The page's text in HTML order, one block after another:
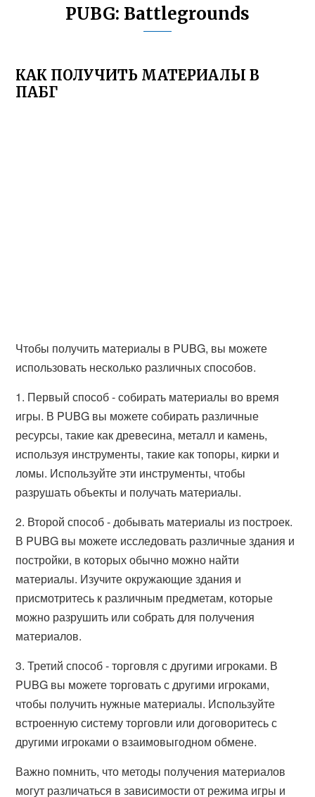
PUBG: Battlegrounds
КАК ПОЛУЧИТЬ МАТЕРИАЛЫ В
ПАБГ
Чтобы получить материалы в PUBG, вы можете
использовать несколько различных способов.
1. Первый способ - собирать материалы во время
игры. В PUBG вы можете собирать различные
ресурсы, такие как древесина, металл и камень,
используя инструменты, такие как топоры, кирки и
ломы. Используйте эти инструменты, чтобы
разрушать объекты и получать материалы.
2. Второй способ - добывать материалы из построек.
В PUBG вы можете исследовать различные здания и
постройки, в которых обычно можно найти
материалы. Изучите окружающие здания и
присмотритесь к различным предметам, которые
можно разрушить или собрать для получения
материалов.
3. Третий способ - торговля с другими игроками. В
PUBG вы можете торговать с другими игроками,
чтобы получить нужные материалы. Используйте
встроенную систему торговли или договоритесь с
другими игроками о взаимовыгодном обмене.
Важно помнить, что методы получения материалов
могут различаться в зависимости от режима игры и